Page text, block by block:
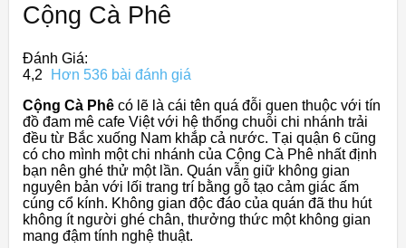
Cộng Cà Phê
Đánh Giá:
4,2
Hơn 536 bài đánh giá
Cộng Cà Phê có lẽ là cái tên quá đỗi quen thuộc với tín
đồ đam mê cafe Việt với hệ thống chuỗi chi nhánh trải
đều từ Bắc xuống Nam khắp cả nước. Tại quận 6 cũng
có cho mình một chi nhánh của Cộng Cà Phê nhất định
bạn nên ghé thử một lần. Quán vẫn giữ không gian
nguyên bản với lối trang trí bằng gỗ tạo cảm giác ấm
cúng cổ kính. Không gian độc đáo của quán đã thu hút
không ít người ghé chân, thưởng thức một không gian
mang đậm tính nghệ thuật.